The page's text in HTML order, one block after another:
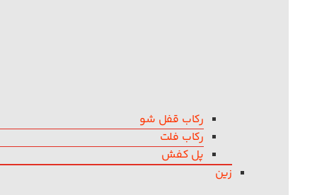
رکاب قفل شو
رکاب فلت
پل کفش
زین